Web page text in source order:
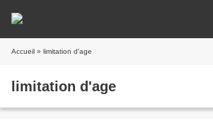
Accueil » limitation d'age
limitation d'age